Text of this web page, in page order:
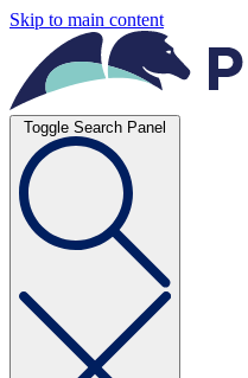
Skip to main content
Toggle Search Panel